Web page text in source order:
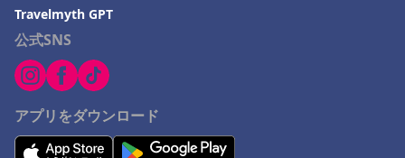
公式SNS
アプリをダウンロード
Travelmyth GPT